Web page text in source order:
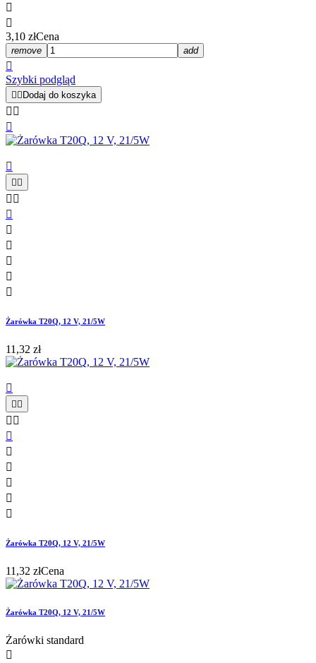


3,10 złCena
remove add

Szybki podgląd
  Dodaj do koszyka
 


 
 






Żarówka T20Q, 12 V, 21/5W
11,32 zł

 
 






Żarówka T20Q, 12 V, 21/5W
11,32 złCena
Żarówka T20Q, 12 V, 21/5W
Żarówki standard
